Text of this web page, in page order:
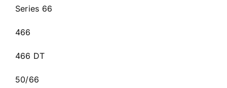
Series 66
466
466 DT
50/66